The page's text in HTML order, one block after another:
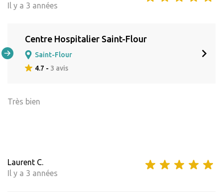
Il y a 3 années
Centre Hospitalier Saint-Flour
Saint-Flour
4.7 - 3 avis
Très bien
Laurent C.
Il y a 3 années